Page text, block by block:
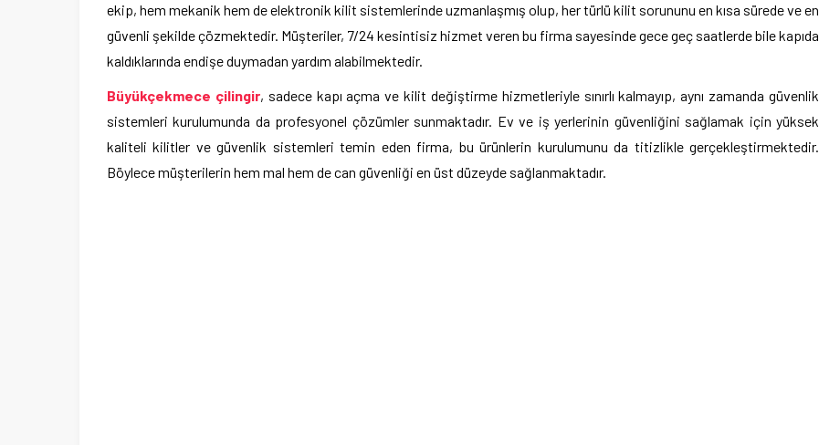
ekip, hem mekanik hem de elektronik kilit sistemlerinde uzmanlaşmış olup, her türlü kilit sorununu en kısa sürede ve en
güvenli şekilde çözmektedir. Müşteriler, 7/24 kesintisiz hizmet veren bu firma sayesinde gece geç saatlerde bile kapıda
kaldıklarında endişe duymadan yardım alabilmektedir.
Büyükçekmece çilingir, sadece kapı açma ve kilit değiştirme hizmetleriyle sınırlı kalmayıp, aynı zamanda güvenlik
sistemleri kurulumunda da profesyonel çözümler sunmaktadır. Ev ve iş yerlerinin güvenliğini sağlamak için yüksek
kaliteli kilitler ve güvenlik sistemleri temin eden firma, bu ürünlerin kurulumunu da titizlikle gerçekleştirmektedir.
Böylece müşterilerin hem mal hem de can güvenliği en üst düzeyde sağlanmaktadır.